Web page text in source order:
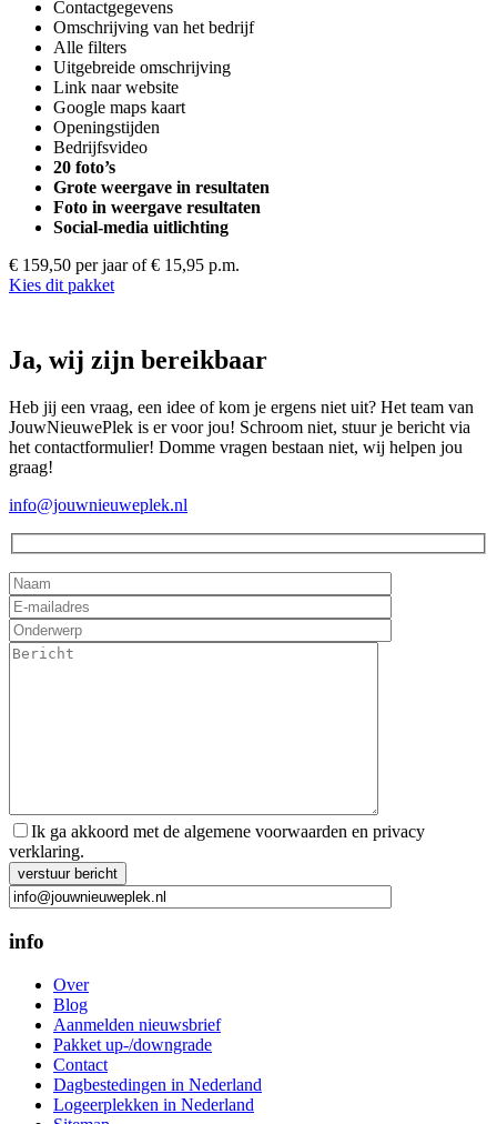
Contactgegevens
Omschrijving van het bedrijf
Alle filters
Uitgebreide omschrijving
Link naar website
Google maps kaart
Openingstijden
Bedrijfsvideo
20 foto’s
Grote weergave in resultaten
Foto in weergave resultaten
Social-media uitlichting
€ 159,50 per jaar of € 15,95 p.m.
Kies dit pakket
Ja, wij zijn bereikbaar
Heb jij een vraag, een idee of kom je ergens niet uit? Het team van
JouwNieuwePlek is er voor jou! Schroom niet, stuur je bericht via
het contactformulier! Domme vragen bestaan niet, wij helpen jou
graag!
info@jouwnieuweplek.nl
Ik ga akkoord met de algemene voorwaarden en privacy
verklaring.
Gelieve dit veld leeg te laten.
info
Over
Blog
Aanmelden nieuwsbrief
Pakket up-/downgrade
Contact
Dagbestedingen in Nederland
Logeerplekken in Nederland